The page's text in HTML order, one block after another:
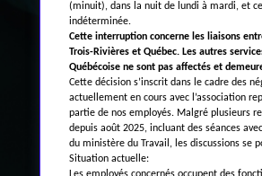
(minuit), dans la nuit de lundi à mardi, et
indéterminée.
Cette interruption concerne les liaisons
Trois-Rivières et Québec. Les autres
Québécoise ne sont pas affectés et
Cette décision s’inscrit dans le cadre des
actuellement en cours avec l’association
partie de nos employés. Malgré plusieurs
depuis août 2025, incluant des séances
du ministère du Travail, les discussions se
Situation actuelle: